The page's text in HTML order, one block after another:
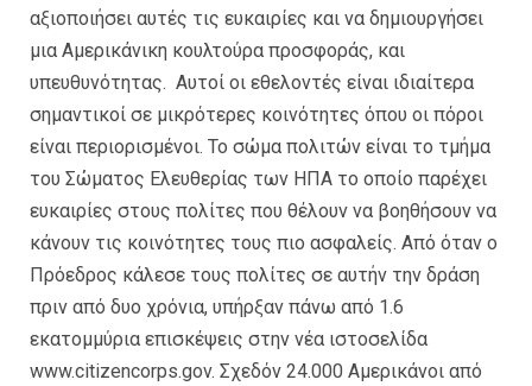
αξιοποιήσει αυτές τις ευκαιρίες και να δημιουργήσει
μια Αμερικάνικη κουλτούρα προσφοράς, και
υπευθυνότητας. Αυτοί οι εθελοντές είναι ιδιαίτερα
σημαντικοί σε μικρότερες κοινότητες όπου οι πόροι
είναι περιορισμένοι. Το σώμα πολιτών είναι το τμήμα
του Σώματος Ελευθερίας των ΗΠΑ το οποίο παρέχει
ευκαιρίες στους πολίτες που θέλουν να βοηθήσουν να
κάνουν τις κοινότητες τους πιο ασφαλείς. Από όταν ο
Πρόεδρος κάλεσε τους πολίτες σε αυτήν την δράση
πριν από δυο χρόνια, υπήρξαν πάνω από 1.6
εκατομμύρια επισκέψεις στην νέα ιστοσελίδα
www.citizencorps.gov. Σχεδόν 24.000 Αμερικάνοι από